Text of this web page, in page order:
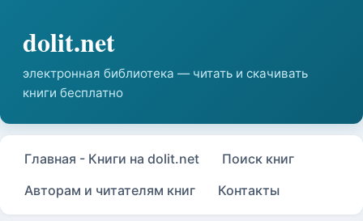
Главная - Книги на dolit.net
Поиск книг
Авторам и читателям книг
Контакты